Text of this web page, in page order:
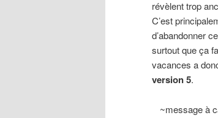
révèlent trop
C’est
d’abandonner
surtout que ça
vacances a
version 5.
~message à